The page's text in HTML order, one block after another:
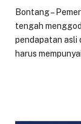
Bontang –
tengah
pendapatan asli
harus